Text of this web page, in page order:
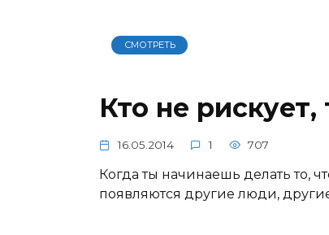
СМОТРЕТЬ
Кто не
16.05.2014 1 707
Когда ты начинаешь делать то,
появляются другие люди,